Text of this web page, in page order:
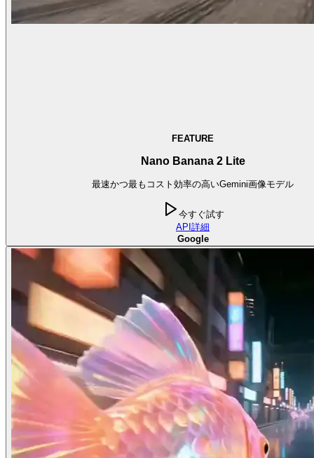
FEATURE
Nano Banana 2 Lite
最速かつ最もコスト効率の高いGemini画像モデル
今すぐ試す
API 詳細
Google